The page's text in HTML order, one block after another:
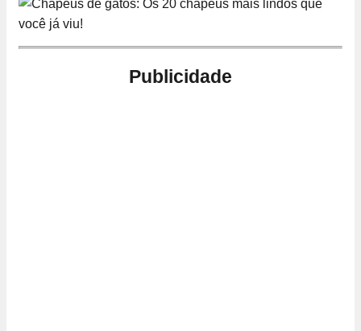
Publicidade